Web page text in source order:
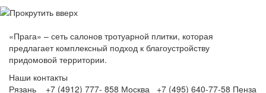
«Прага» – сеть салонов тротуарной плитки, которая
предлагает комплексный подход к благоустройству
придомовой территории.
Наши контакты
Рязань +7 (4912) 777- 858 Москва +7 (495) 640-77-58 Пенза